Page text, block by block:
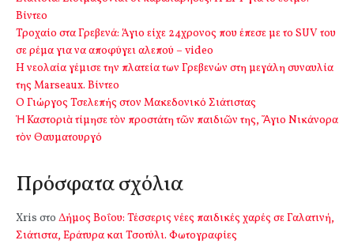
Βίντεο
Τροχαίο στα Γρεβενά: Άγιο είχε 24χρονος που έπεσε με το SUV του
σε ρέμα για να αποφύγει αλεπού – video
Η νεολαία γέμισε την πλατεία των Γρεβενών στη μεγάλη συναυλία
της Marseaux. Βίντεο
Ο Γιώργος Τσελεπής στον Μακεδονικό Σιάτιστας
Ἡ Καστοριὰ τίμησε τὸν προστάτη τῶν παιδιῶν της, Ἅγιο Νικάνορα
τὸν Θαυματουργό
Πρόσφατα σχόλια
Xris στο Δήμος Βοΐου: Τέσσερις νέες παιδικές χαρές σε Γαλατινή,
Σιάτιστα, Εράτυρα και Τσοτύλι. Φωτογραφίες